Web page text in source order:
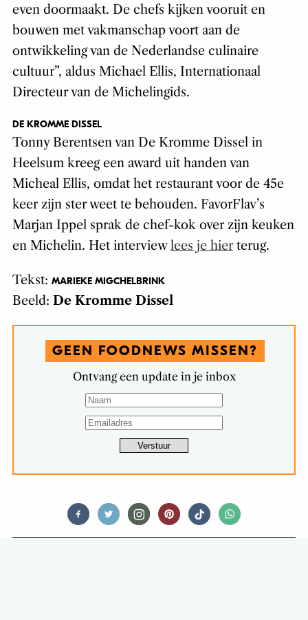
even doormaakt. De chefs kijken vooruit en
bouwen met vakmanschap voort aan de
ontwikkeling van de Nederlandse culinaire
cultuur”, aldus Michael Ellis, Internationaal
Directeur van de Michelingids.
DE KROMME DISSEL
Tonny Berentsen van De Kromme Dissel in
Heelsum kreeg een award uit handen van
Micheal Ellis, omdat het restaurant voor de 45e
keer zijn ster weet te behouden. FavorFlav’s
Marjan Ippel sprak de chef-kok over zijn keuken
en Michelin. Het interviewlees je hierterug.
Tekst: MARIEKE MIGCHELBRINK
Beeld: De Kromme Dissel
GEEN FOODNEWS MISSEN?
Ontvang een update in je inbox